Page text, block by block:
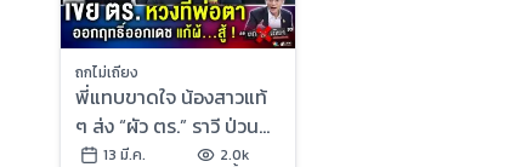
ถกไม่เถียง
พี่แทบขาดใจ น้องสาวแท้
ๆ ส่ง “ผัว ตร.” ราวี ป่วน
ร้าน 3 ปีติด เหตุจาก
13 มี.ค.
2.0k